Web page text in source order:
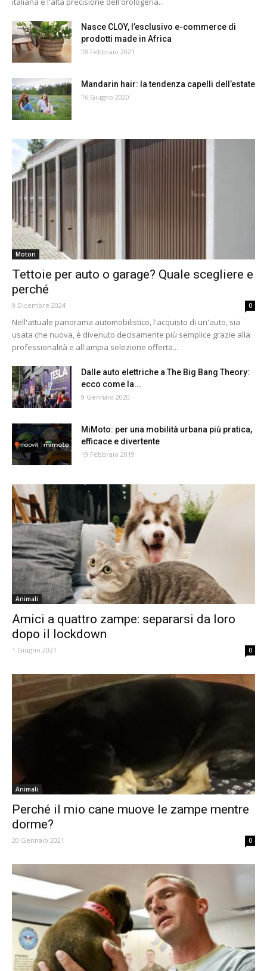
Nasce CLOY, l’esclusivo e-commerce di
prodotti made in Africa
18 Febbraio 2021
Mandarin hair: la tendenza capelli dell’estate
16 Giugno 2020
Motori
Tettoie per auto o garage? Quale scegliere e
perché
9 Dicembre 2024 0
Nell'attuale panorama automobilistico, l'acquisto di un'auto, sia
usata che nuova, è divenuto decisamente più semplice grazie alla
professionalità e all'ampia selezione offerta...
Dalle auto elettriche a The Big Bang Theory:
ecco come la...
9 Gennaio 2020
MiMoto: per una mobilità urbana più pratica,
efficace e divertente
19 Febbraio 2019
Animali
Amici a quattro zampe: separarsi da loro
dopo il lockdown
1 Giugno 2021 0
Animali
Perché il mio cane muove le zampe mentre
dorme?
20 Gennaio 2021 0